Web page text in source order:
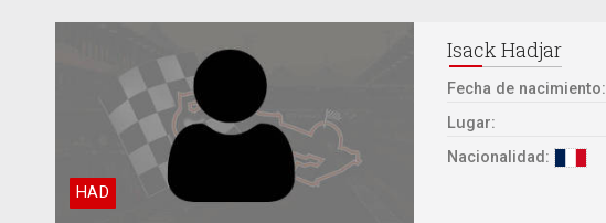
HAD
Isack Hadjar
Fecha de nacimiento:
Lugar:
Nacionalidad: